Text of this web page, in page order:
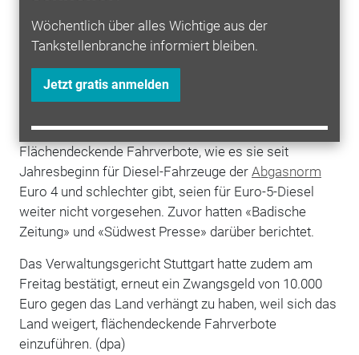
Wöchentlich über alles Wichtige aus der
Tankstellenbranche informiert bleiben.
Jetzt gratis anmelden
Fall Verbote auf vier Straßenabschnitten in die
nächste Version des Luftreinhalteplans aufzunehmen,
Verkehrsministeriums am Freitag. Zu den
ausgewählten Strecken zählt auch die Straße am
Flächendeckende Fahrverbote, wie es sie seit
Jahresbeginn für Diesel-Fahrzeuge der Abgasnorm
Euro 4 und schlechter gibt, seien für Euro-5-Diesel
weiter nicht vorgesehen. Zuvor hatten «Badische
Zeitung» und «Südwest Presse» darüber berichtet.
Das Verwaltungsgericht Stuttgart hatte zudem am
Freitag bestätigt, erneut ein Zwangsgeld von 10.000
Euro gegen das Land verhängt zu haben, weil sich das
Land weigert, flächendeckende Fahrverbote
einzuführen. (dpa)